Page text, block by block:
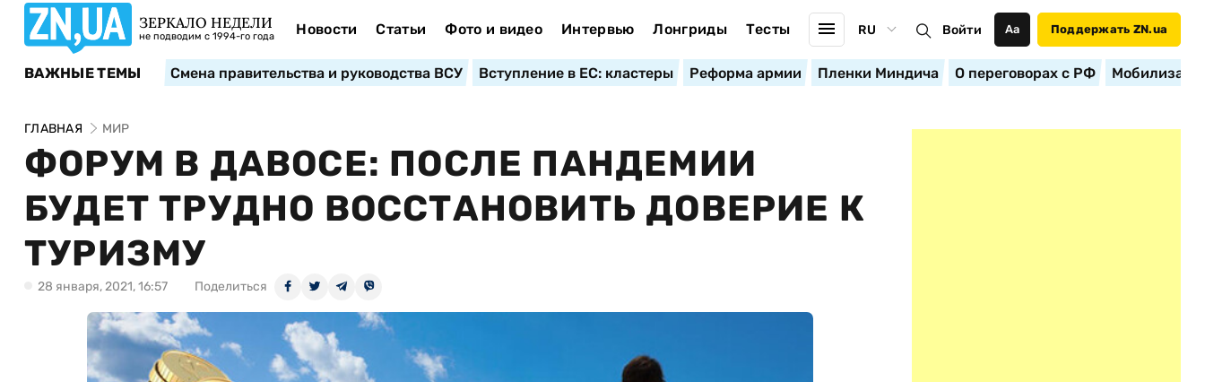
ЗЕРКАЛО НЕДЕЛИ
не подводим с 1994-го года Новости Статьи Фото и видео Интервью Лонгриды Тесты RU Войти Аа Поддержать ZN.ua
ВАЖНЫЕ ТЕМЫ Смена правительства и руководства ВСУ Вступление в ЕС: кластеры Реформа армии Пленки Миндича О переговорах с РФ
ГЛАВНАЯ МИР
ФОРУМ В ДАВОСЕ: ПОСЛЕ ПАНДЕМИИ
БУДЕТ ТРУДНО ВОССТАНОВИТЬ ДОВЕРИЕ К
ТУРИЗМУ
28 января, 2021, 16:57 Поделиться